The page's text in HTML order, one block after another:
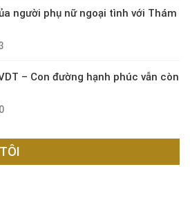
người phụ nữ ngoại tình với Thám
– Con đường hạnh phúc vẫn còn